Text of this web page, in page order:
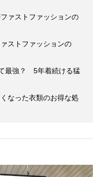
ァストファッションの
ストファッションの
最強？ 5年着続ける猛
なった衣類のお得な処